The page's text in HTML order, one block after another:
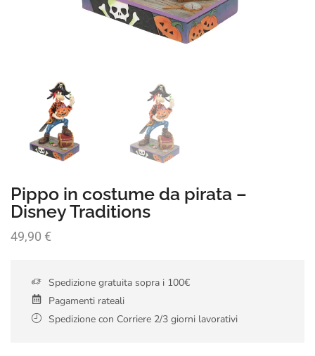
Pippo in costume da pirata –
Disney Traditions
49,90 €
Spedizione gratuita sopra i 100€
Pagamenti rateali
Spedizione con Corriere 2/3 giorni lavorativi